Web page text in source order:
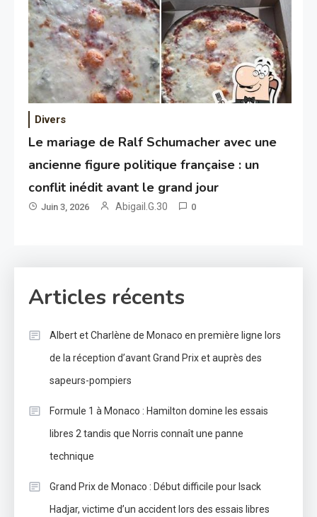
Divers
Le mariage de Ralf Schumacher avec une
ancienne figure politique française : un
conflit inédit avant le grand jour
Juin 3, 2026 Abigail.G.30 0
Articles récents
Albert et Charlène de Monaco en première ligne lors
de la réception d’avant Grand Prix et auprès des
sapeurs-pompiers
Formule 1 à Monaco : Hamilton domine les essais
libres 2 tandis que Norris connaît une panne
technique
Grand Prix de Monaco : Début difficile pour Isack
Hadjar, victime d’un accident lors des essais libres